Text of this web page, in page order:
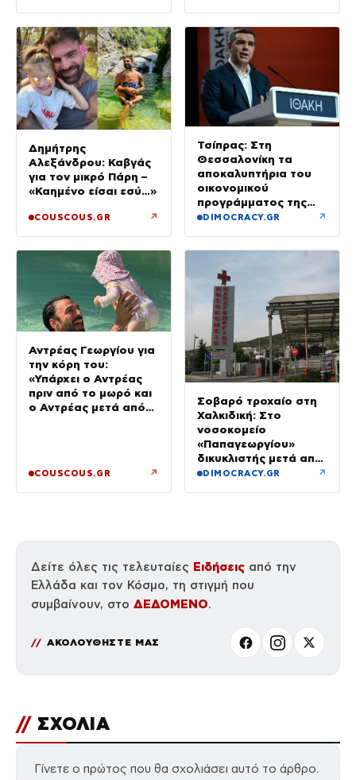
Δημήτρης
Αλεξάνδρου: Καβγάς
για τον μικρό Πάρη –
«Καημένο είσαι εσύ…»
COUSCOUS.GR ↗
Τσίπρας: Στη
Θεσσαλονίκη τα
αποκαλυπτήρια του
οικονομικού
προγράμματος της
ΕΛ.Α.Σ.
DIMOCRACY.GR ↗
Αντρέας Γεωργίου για
την κόρη του:
«Υπάρχει ο Αντρέας
πριν από το μωρό και
ο Αντρέας μετά από
COUSCOUS.GR ↗
Σοβαρό τροχαίο στη
Χαλκιδική: Στο
νοσοκομείο
«Παπαγεωργίου»
δικυκλιστής μετά από
σύγκρουση
DIMOCRACY.GR ↗
Δείτε όλες τις τελευταίες Ειδήσεις από την
Ελλάδα και τον Κόσμο, τη στιγμή που
συμβαίνουν, στο ΔΕΔΟΜΕΝΟ.
ΑΚΟΛΟΥΘΗΣΤΕ ΜΑΣ
// ΣΧΟΛΙΑ
Γίνετε ο πρώτος που θα σχολιάσει αυτό το άρθρο.